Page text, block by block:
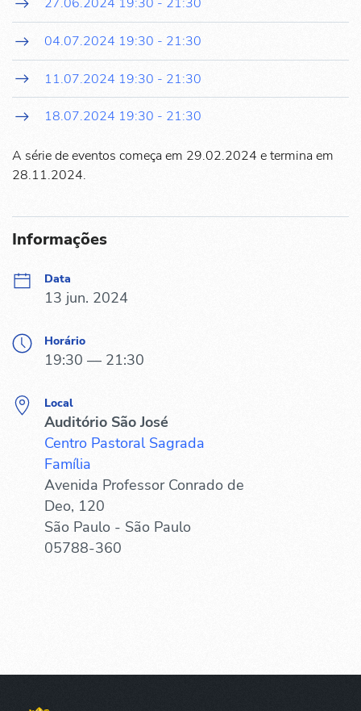
04.07.2024 19:30 - 21:30
11.07.2024 19:30 - 21:30
18.07.2024 19:30 - 21:30
A série de eventos começa em 29.02.2024 e termina em
28.11.2024.
Informações
Data
13 jun. 2024
Horário
19:30 — 21:30
Local
Auditório São José
Centro Pastoral Sagrada
Família
Avenida Professor Conrado de
Deo, 120
São Paulo - São Paulo
05788-360